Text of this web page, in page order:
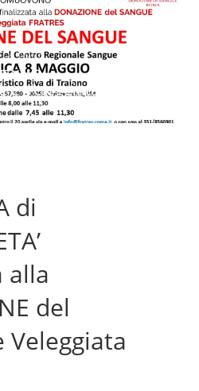
Veleggiata FRATRES!
di
alla
del
Veleggiata